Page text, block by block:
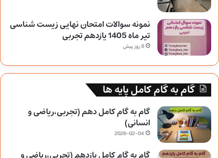
نمونه سوالات امتحان نهایی زیست شناسی
تیر ماه 1405 یازدهم تجربی
6 روز پیش
گام به گام کامل پایه ها
گام به گام کامل دهم (تجربی،ریاضی و
انسانی)
2026-02-04
گام به گام کامل یازدهم (تجربی،ریاضی و